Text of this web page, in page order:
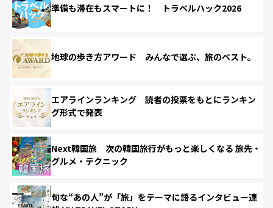
準備も滞在もスマートに！ トラベルハック2026
地球の歩き方アワード みんなで選ぶ、旅のベスト。
エアラインランキング 読者の投票をもとにランキン
グ形式で発表
Next韓国旅 次の韓国旅行がもっと楽しくなる 旅先・
グルメ・テクニック
旬な“あの人”が「旅」をテーマに語るインタビュー連